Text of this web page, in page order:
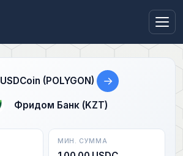
USDCoin (POLYGON) →
Фридом Банк (KZT)
МИН. СУММА